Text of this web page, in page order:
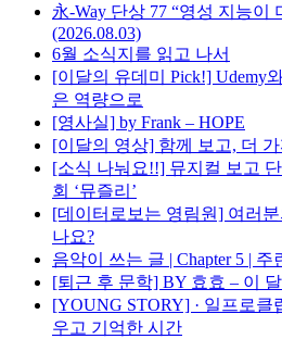
永-Way 단상 77 “영성 지능이
(2026.08.03)
6월 소식지를 읽고 나서
[이달의 유데미 Pick!] Udemy
은 역량으로
[영사실] by Frank – HOPE
[이달의 영상] 함께 보고, 더
[소식 나눠요!!] 뮤지컬 보고
회 ‘뮤즐리’
[데이터로보는 영림원] 여러
나요?
음악이 쓰는 글 | Chapter 5 | 주
[퇴근 후 문학] BY 효효 – 이
[YOUNG STORY] · 일프로클
우고 기억한 시간